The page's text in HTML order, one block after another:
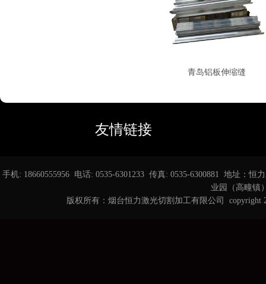
青岛铝板伸缩缝
友情链接
手机: 18660555956 电话: 0535-6301233 传真: 0535-6300881 地址：
业园（高疃镇
版权所有：烟台恒力激光切割加工有限公司